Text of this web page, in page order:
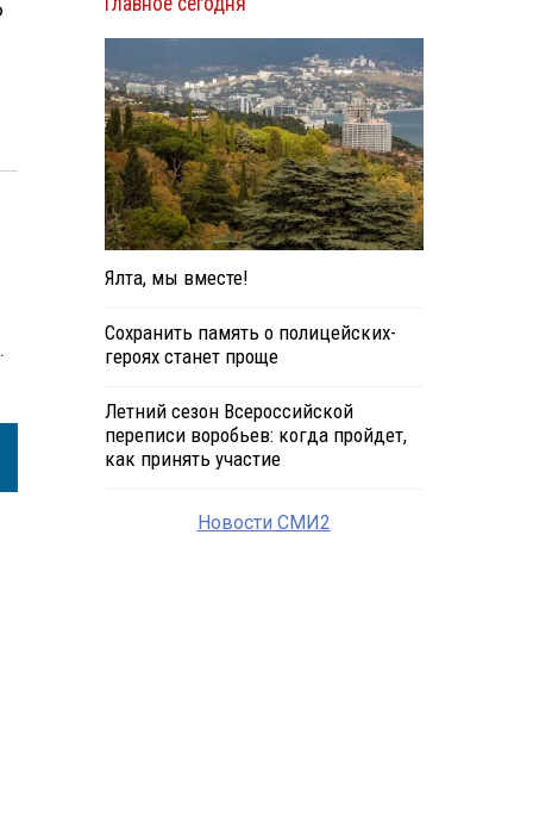
Ялта, мы вместе!
Сохранить память о полицейских-
героях станет проще
Летний сезон Всероссийской
переписи воробьев: когда пройдет,
как принять участие
Новости СМИ2